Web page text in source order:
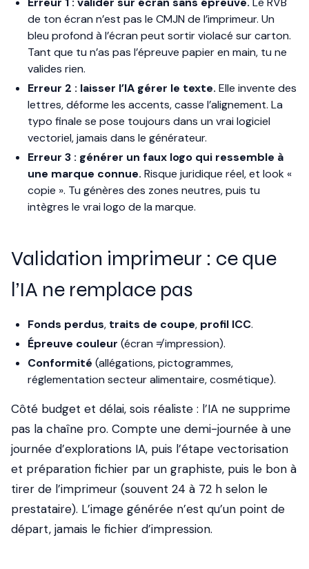
de ton écran n’est pas le CMJN de l’imprimeur. Un
bleu profond à l’écran peut sortir violacé sur carton.
Tant que tu n’as pas l’épreuve papier en main, tu ne
valides rien.
Erreur 2 : laisser l’IA gérer le texte. Elle invente des
lettres, déforme les accents, casse l’alignement. La
typo finale se pose toujours dans un vrai logiciel
vectoriel, jamais dans le générateur.
Erreur 3 : générer un faux logo qui ressemble à
une marque connue. Risque juridique réel, et look «
copie ». Tu génères des zones neutres, puis tu
intègres le vrai logo de la marque.
Validation imprimeur : ce que
l’IA ne remplace pas
Fonds perdus, traits de coupe, profil ICC.
Épreuve couleur (écran ≠ impression).
Conformité (allégations, pictogrammes,
réglementation secteur alimentaire, cosmétique).
Côté budget et délai, sois réaliste : l’IA ne supprime
pas la chaîne pro. Compte une demi-journée à une
journée d’explorations IA, puis l’étape vectorisation
et préparation fichier par un graphiste, puis le bon à
tirer de l’imprimeur (souvent 24 à 72 h selon le
prestataire). L’image générée n’est qu’un point de
départ, jamais le fichier d’impression.